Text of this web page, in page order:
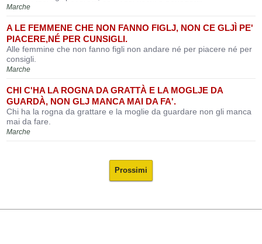
Marche
A LE FEMMENE CHE NON FANNO FIGLJ, NON CE GLJÌ PE'
PIACERE,NÉ PER CUNSIGLI.
Alle femmine che non fanno figli non andare né per piacere né per
consigli.
Marche
CHI C'HA LA ROGNA DA GRATTÀ E LA MOGLJE DA
GUARDÀ, NON GLJ MANCA MAI DA FA'.
Chi ha la rogna da grattare e la moglie da guardare non gli manca
mai da fare.
Marche
Prossimi